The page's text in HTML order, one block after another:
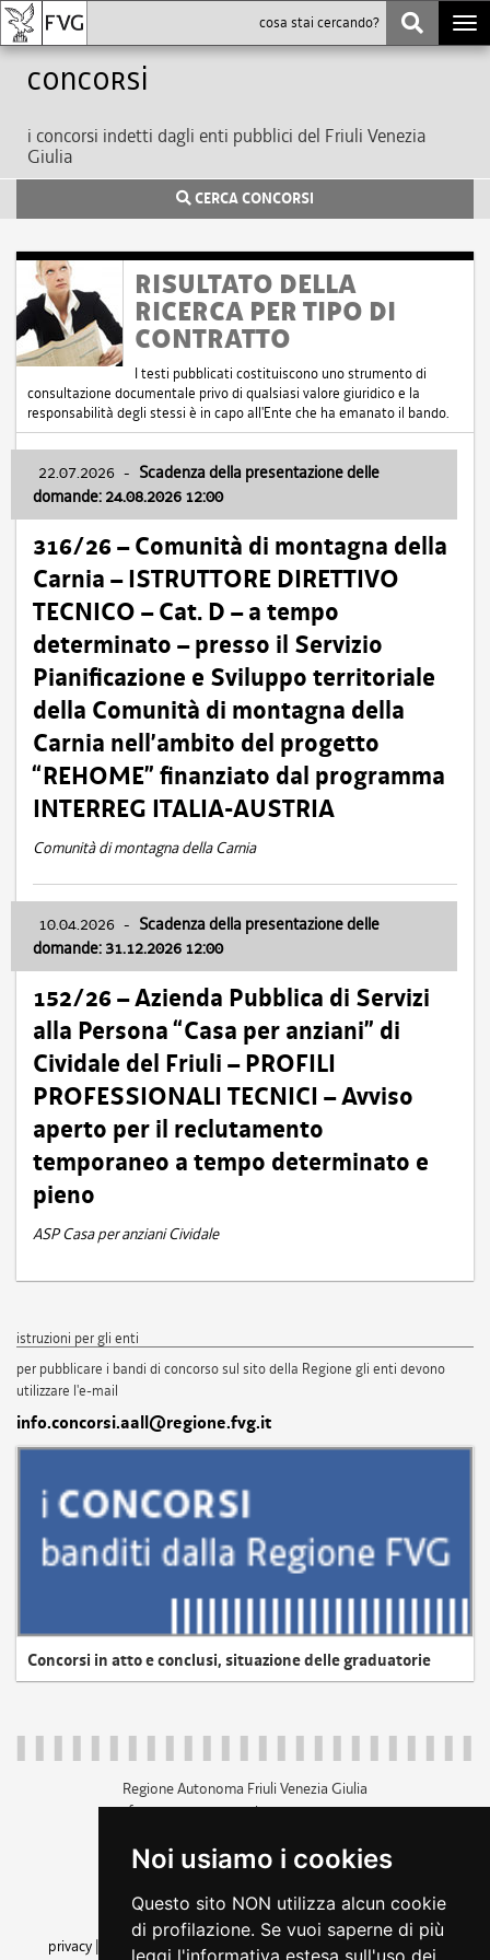
Noi usiamo i cookies
Questo sito NON utilizza alcun cookie
di profilazione. Se vuoi saperne di più
leggi l'informativa estesa sull'uso dei
Concorsi
i concorsi indetti dagli enti pubblici del Friuli Venezia
Giulia
CERCA CONCORSI
RISULTATO DELLA
RICERCA PER TIPO DI
CONTRATTO
I testi pubblicati costituiscono uno strumento di
consultazione documentale privo di qualsiasi valore giuridico e la
responsabilità degli stessi è in capo all'Ente che ha emanato il bando.
22.07.2026 - Scadenza della presentazione delle
domande: 24.08.2026 12:00
316/26 – Comunità di montagna della
Carnia – ISTRUTTORE DIRETTIVO
TECNICO – Cat. D – a tempo
determinato – presso il Servizio
Pianificazione e Sviluppo territoriale
della Comunità di montagna della
Carnia nell’ambito del progetto
“REHOME” finanziato dal programma
INTERREG ITALIA-AUSTRIA
Comunità di montagna della Carnia
10.04.2026 - Scadenza della presentazione delle
domande: 31.12.2026 12:00
152/26 – Azienda Pubblica di Servizi
alla Persona “Casa per anziani” di
Cividale del Friuli – PROFILI
PROFESSIONALI TECNICI – Avviso
aperto per il reclutamento
temporaneo a tempo determinato e
pieno
ASP Casa per anziani Cividale
istruzioni per gli enti
per pubblicare i bandi di concorso sul sito della Regione gli enti devono
utilizzare l'e-mail
info.concorsi.aall@regione.fvg.it
Concorsi in atto e conclusi, situazione delle graduatorie
Regione Autonoma Friuli Venezia Giulia
c.f. 80014930327; p.iva 00526040324
+39 040 3771111
amministrazione trasparente
privacy
cookie |note legali accessibilità
dichiarazione di